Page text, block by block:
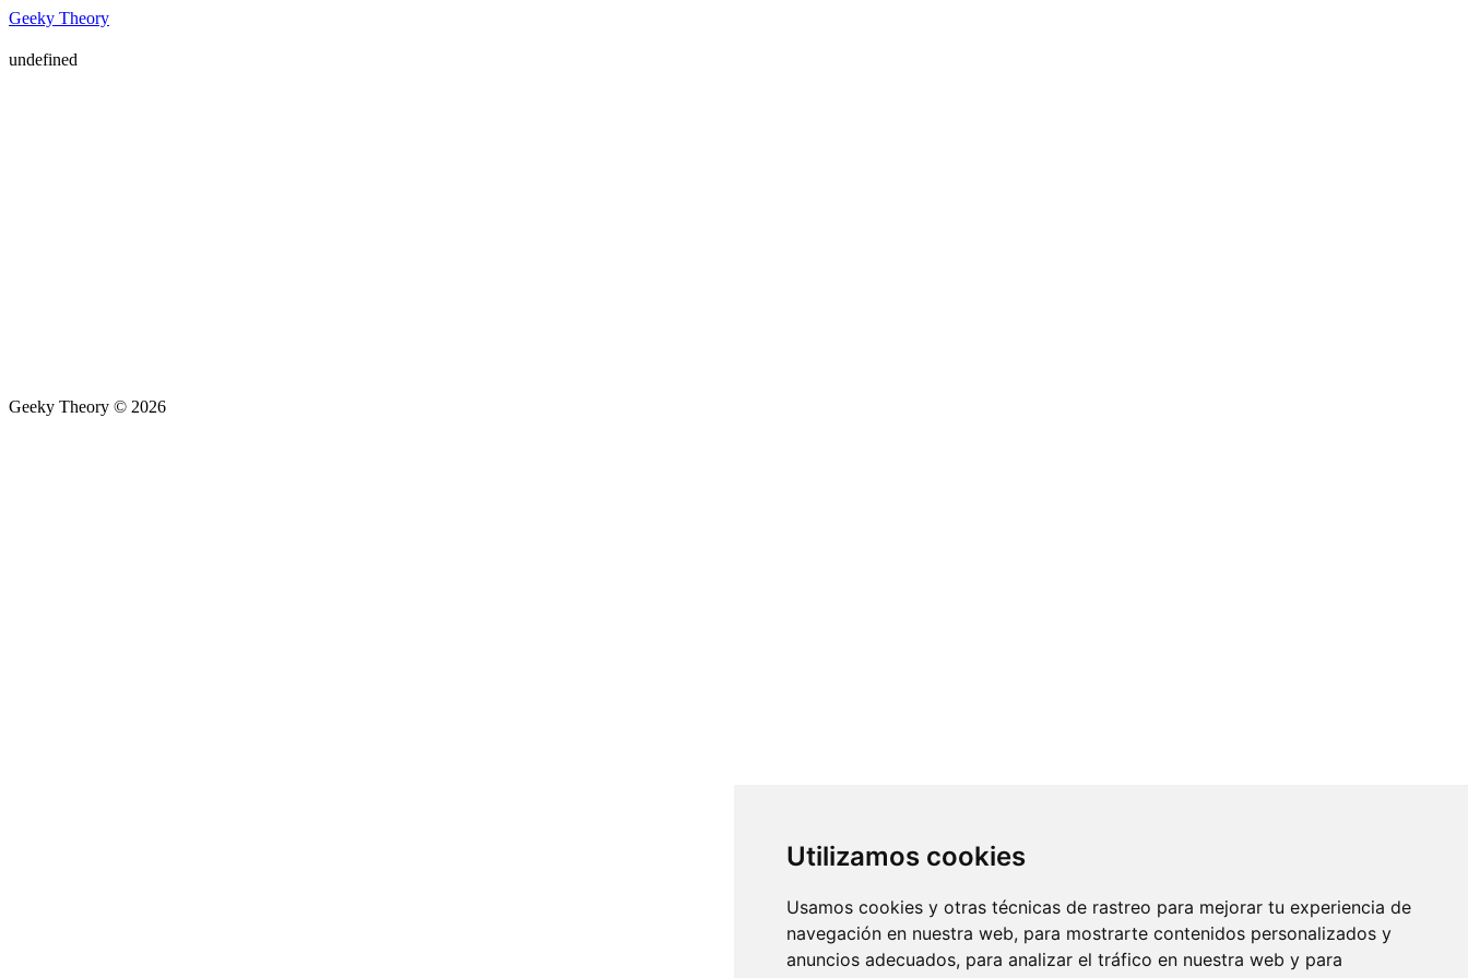
Utilizamos cookies
Usamos cookies y otras técnicas de rastreo para mejorar tu experiencia de
navegación en nuestra web, para mostrarte contenidos personalizados y
anuncios adecuados, para analizar el tráfico en nuestra web y para
Geeky Theory
undefined
Geeky Theory © 2026